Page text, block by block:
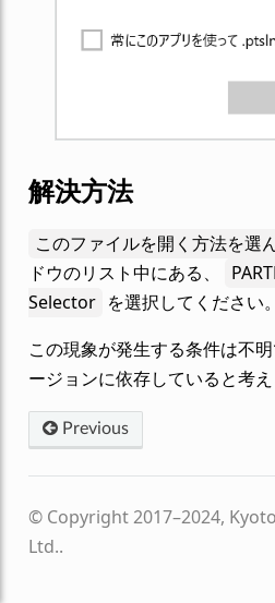
解決方法
このファイルを開く方法を選
ドウのリスト中にある、
Selector を選択してください。
この現象が発生する条件は不
ージョンに依存していると考え
Previous
© Copyright 2017–2024,
Ltd..